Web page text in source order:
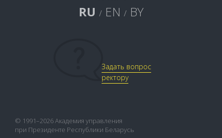
RU / EN / BY
Задать вопрос
ректору
© 1991–2026 Академия управления
при Президенте Республики Беларусь